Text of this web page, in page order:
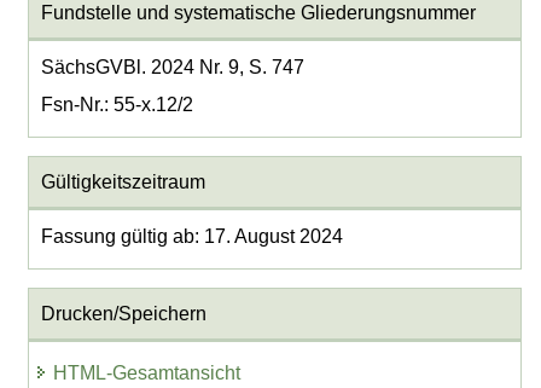
Fundstelle und systematische Gliederungsnummer
SächsGVBl. 2024 Nr. 9, S. 747
Fsn-Nr.: 55-x.12/2
Gültigkeitszeitraum
Fassung gültig ab: 17. August 2024
Drucken/Speichern
HTML-Gesamtansicht